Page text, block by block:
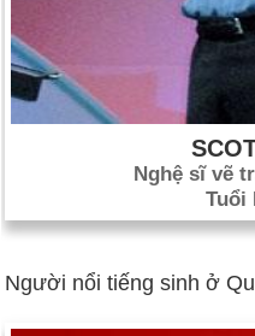
Nghệ sĩ vẽ
Tuổi
Người nổi tiếng sinh ở